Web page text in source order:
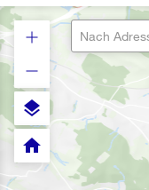
layers
home